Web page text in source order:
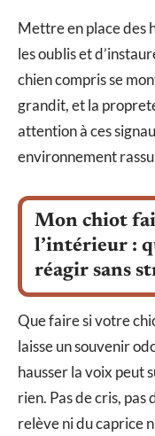
Mettre en place des
les oublis et
chien compris se
grandit, et la
attention à ces
environnement
Mon chiot
l’intérieur :
réagir sans
Que faire si votre
laisse un souvenir
hausser la voix peut
rien. Pas de cris,
relève ni du caprice